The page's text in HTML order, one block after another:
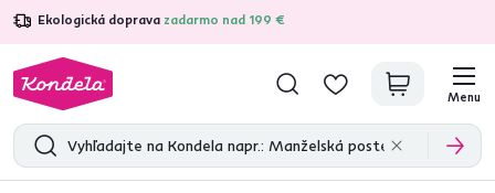
Ekologická doprava zadarmo nad 199 €
4,7 31 211overených produktových recenzií
Menu